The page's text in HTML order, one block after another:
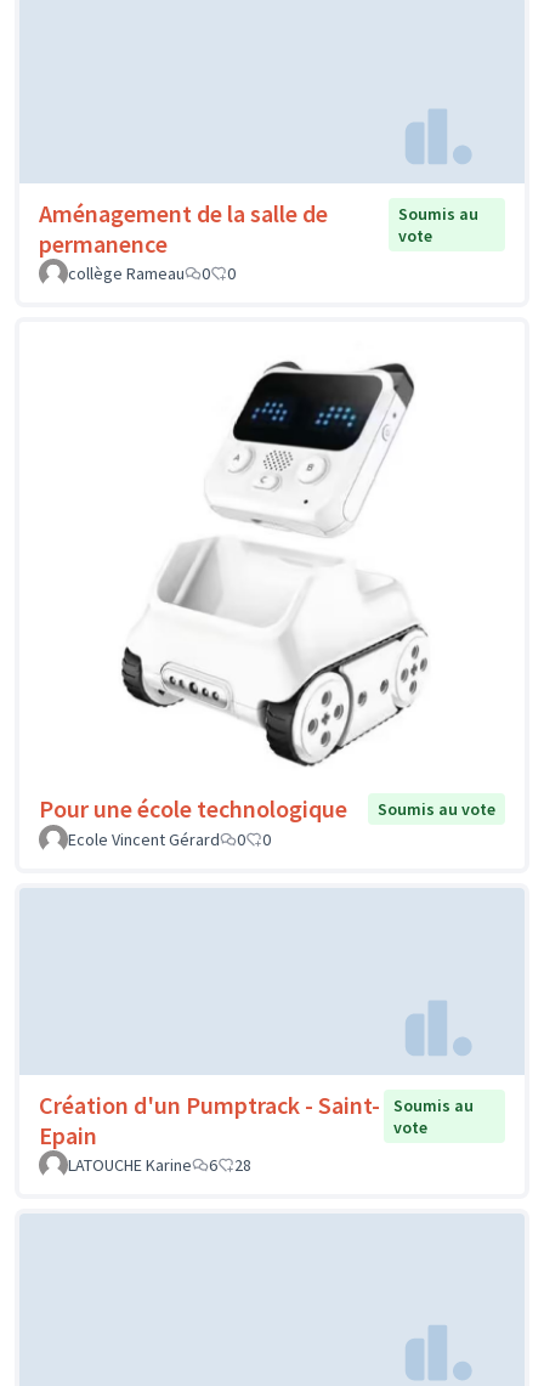
Aménagement de la salle de
permanence
Soumis au
vote
collège Rameau
0 0
Pour une école technologique
Soumis au vote
Ecole Vincent Gérard
0 0
Création d'un Pumptrack - Saint-
Epain
Soumis au
vote
LATOUCHE Karine
6 28